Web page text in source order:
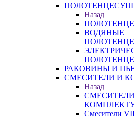
Назад
ВОДЯНЫЕ
РАКОВИНЫ И
СМЕСИТЕЛИ И
Назад
Смесители